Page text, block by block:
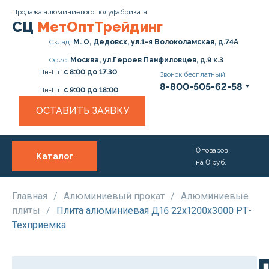
Продажа алюминиевого полуфабриката
СЦ МетОптТрейдинг
Склад: М. О, Дедовск, ул.1-я Волоколамская, д.74А
Офис: Москва, ул.Героев Панфиловцев, д.9 к.3
Пн-Пт: с 8:00 до 17.30
Пн-Пт: с 9:00 до 18:00
Звонок бесплатный
8-800-505-62-58
ОСТАВИТЬ ЗАЯВКУ
Каталог
Прайс
0 товаров
на 0 руб.
Главная / Алюминиевый прокат / Алюминиевые
плиты
/
Плита алюминиевая Д16 22х1200х3000 РТ-
Техприемка